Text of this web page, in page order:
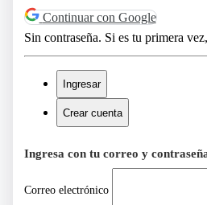
Continuar con Google
Sin contraseña. Si es tu primera
Ingresar
Crear cuenta
Ingresa con tu correo y
Correo electrónico